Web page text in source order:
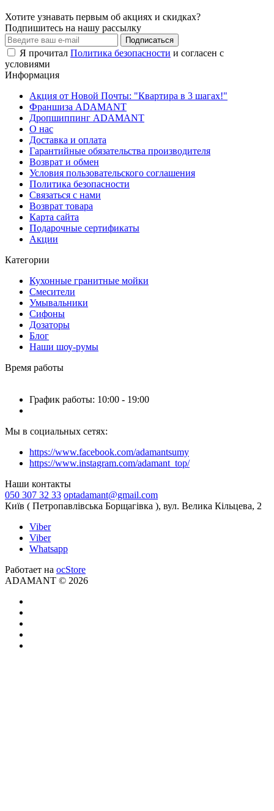
Хотите узнавать первым об акциях и скидках?
Подпишитесь на нашу рассылку
Подписаться
Я прочитал Политика безопасности и согласен с
условиями
Информация
Акция от Новой Почты: "Квартира в 3 шагах!"
Франшиза ADAMANT
Дропшиппинг ADAMANT
О нас
Доставка и оплата
Гарантийные обязательства производителя
Возврат и обмен
Условия пользовательского соглашения
Политика безопасности
Связаться с нами
Возврат товара
Карта сайта
Подарочные сертификаты
Акции
Категории
Кухонные гранитные мойки
Смесители
Умывальники
Сифоны
Дозаторы
Блог
Наши шоу-румы
Время работы
График работы: 10:00 - 19:00
Мы в социальных сетях:
https://www.facebook.com/adamantsumy
https://www.instagram.com/adamant_top/
Наши контакты
050 307 32 33 optadamant@gmail.com
Київ ( Петропавлівська Борщагівка ), вул. Велика Кільцева, 2
Viber
Viber
Whatsapp
Работает на ocStore
ADAMANT © 2026